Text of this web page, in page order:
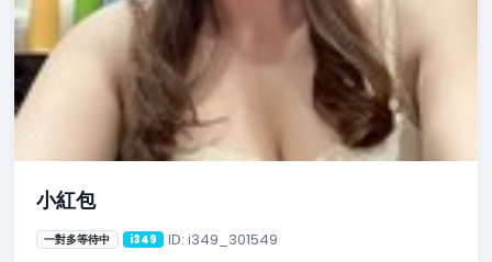
小紅包
一對多等待中 i349 ID: i349_301549